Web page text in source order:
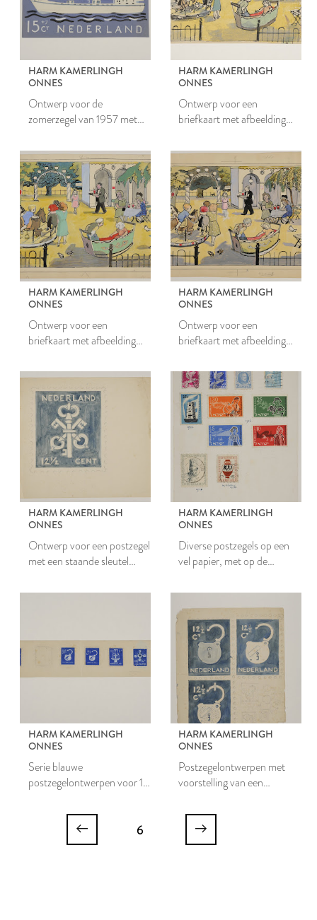
HARM KAMERLINGH
ONNES
Ontwerp voor de
zomerzegel van 1957 met
HARM KAMERLINGH
ONNES
Ontwerp voor een
briefkaart met afbeelding
speeltuin
HARM KAMERLINGH
ONNES
Ontwerp voor een
briefkaart met afbeelding
speeltuin
HARM KAMERLINGH
ONNES
Ontwerp voor een
briefkaart met afbeelding
speeltuin
HARM KAMERLINGH
ONNES
Ontwerp voor een postzegel
met een staande sleutel
HARM KAMERLINGH
ONNES
Diverse postzegels op een
vel papier, met op de
ontwerpschetsen
HARM KAMERLINGH
ONNES
Serie blauwe
postzegelontwerpen voor 12
HARM KAMERLINGH
ONNES
Postzegelontwerpen met
voorstelling van een
6